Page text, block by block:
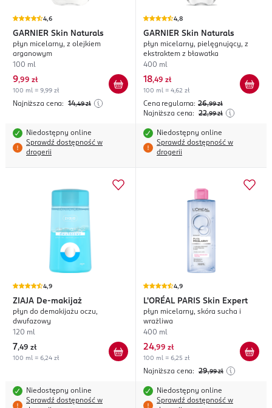
4,6
GARNIER Skin Naturals
płyn micelarny, z olejkiem
arganowym
100 ml
9,99 zł
100 ml = 9,99 zł
Najniższa cena: 14,49 zł
Niedostępny online
Sprawdź dostępność w
drogerii
4,8
GARNIER Skin Naturals
płyn micelarny, pielęgnujący, z
ekstraktem z bławatka
400 ml
18,49 zł
100 ml = 4,62 zł
Cena regularna: 26,99 zł
Najniższa cena: 22,99 zł
Niedostępny online
Sprawdź dostępność w
drogerii
4,9
ZIAJA De-makijaż
płyn do demakijażu oczu,
dwufazowy
120 ml
7,49 zł
100 ml = 6,24 zł
Niedostępny online
Sprawdź dostępność w
4,9
L'ORÉAL PARIS Skin Expert
płyn micelarny, skóra sucha i
wrażliwa
400 ml
24,99 zł
100 ml = 6,25 zł
Najniższa cena: 29,99 zł
Niedostępny online
Sprawdź dostępność w